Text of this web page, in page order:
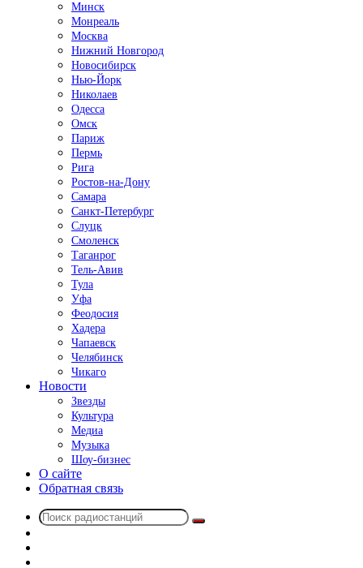
Минск
Монреаль
Москва
Нижний Новгород
Новосибирск
Нью-Йорк
Николаев
Одесса
Омск
Париж
Пермь
Рига
Ростов-на-Дону
Самара
Санкт-Петербург
Слуцк
Смоленск
Таганрог
Тель-Авив
Тула
Уфа
Феодосия
Хадера
Чапаевск
Челябинск
Чикаго
Новости
Звезды
Культура
Медиа
Музыка
Шоу-бизнес
О сайте
Обратная связь
Поиск